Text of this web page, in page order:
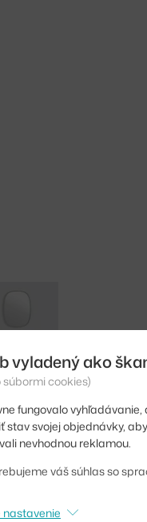
vyladený ako
súbormi cookies)
fungovalo
stav svojej objednávky,
nevhodnou reklamou.
váš súhlas so
nastavenie